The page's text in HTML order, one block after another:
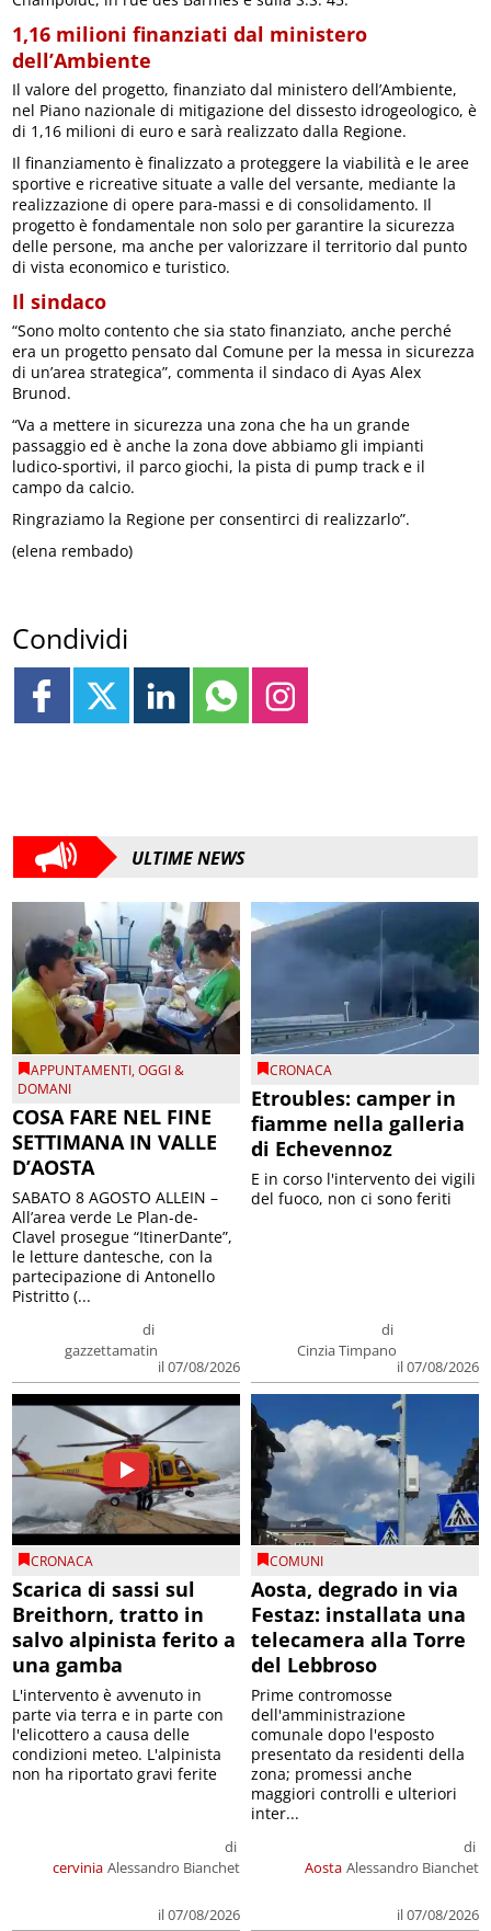
1,16 milioni finanziati dal ministero
dell’Ambiente
Il valore del progetto, finanziato dal ministero dell’Ambiente,
nel Piano nazionale di mitigazione del dissesto idrogeologico, è
di 1,16 milioni di euro e sarà realizzato dalla Regione.
Il finanziamento è finalizzato a proteggere la viabilità e le aree
sportive e ricreative situate a valle del versante, mediante la
realizzazione di opere para-massi e di consolidamento. Il
progetto è fondamentale non solo per garantire la sicurezza
delle persone, ma anche per valorizzare il territorio dal punto
di vista economico e turistico.
Il sindaco
“Sono molto contento che sia stato finanziato, anche perché
era un progetto pensato dal Comune per la messa in sicurezza
di un’area strategica”, commenta il sindaco di Ayas Alex
Brunod.
“Va a mettere in sicurezza una zona che ha un grande
passaggio ed è anche la zona dove abbiamo gli impianti
ludico-sportivi, il parco giochi, la pista di pump track e il
campo da calcio.
Ringraziamo la Regione per consentirci di realizzarlo”.
(elena rembado)
Condividi
ULTIME NEWS
APPUNTAMENTI,OGGI &
DOMANI
COSA FARE NEL FINE
SETTIMANA IN VALLE
D’AOSTA
di
gazzettamatin
il 07/08/2026
SABATO 8 AGOSTO ALLEIN –
All’area verde Le Plan-de-
Clavel prosegue “ItinerDante”,
le letture dantesche, con la
partecipazione di Antonello
Pistritto (...
CRONACA
Etroubles: camper in
fiamme nella galleria
di Echevennoz
di
Cinzia Timpano
il 07/08/2026
E in corso l'intervento dei vigili
del fuoco, non ci sono feriti
CRONACA
Scarica di sassi sul
Breithorn, tratto in
salvo alpinista ferito a
una gamba
cervinia
di
Alessandro Bianchet
il 07/08/2026
L'intervento è avvenuto in
parte via terra e in parte con
l'elicottero a causa delle
condizioni meteo. L'alpinista
non ha riportato gravi ferite
COMUNI
Aosta, degrado in via
Festaz: installata una
telecamera alla Torre
del Lebbroso
Aosta
di
Alessandro Bianchet
il 07/08/2026
Prime contromosse
dell'amministrazione
comunale dopo l'esposto
presentato da residenti della
zona; promessi anche
maggiori controlli e ulteriori
inter...